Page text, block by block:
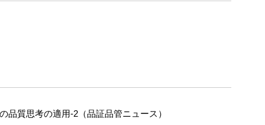
質思考の適用-2（品証品管ニュース）